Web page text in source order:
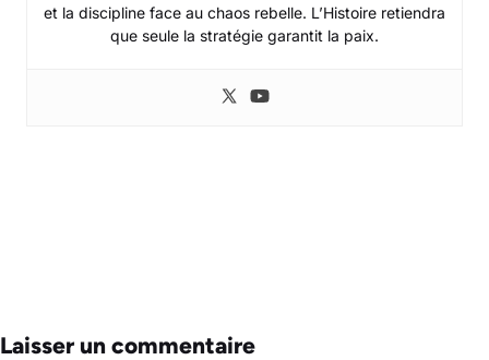
et la discipline face au chaos rebelle. L’Histoire retiendra
que seule la stratégie garantit la paix.
Laisser un commentaire